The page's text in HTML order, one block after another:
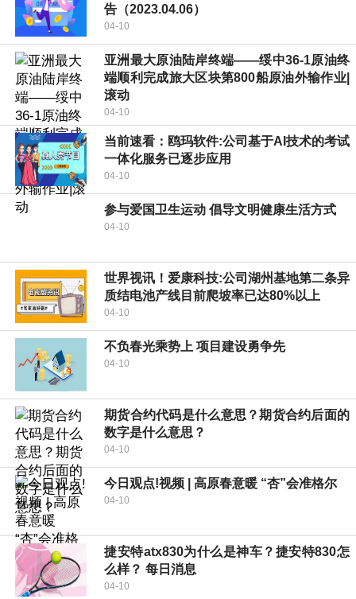
告（2023.04.06）
04-10
亚洲最大原油陆岸终端——绥中36-1原油终
端顺利完成旅大区块第800船原油外输作业|
滚动
04-10
当前速看：鸥玛软件:公司基于AI技术的考试
一体化服务已逐步应用
04-10
参与爱国卫生运动 倡导文明健康生活方式
04-10
世界视讯！爱康科技:公司湖州基地第二条异
质结电池产线目前爬坡率已达80%以上
04-10
不负春光乘势上 项目建设勇争先
04-10
期货合约代码是什么意思？期货合约后面的
数字是什么意思？
04-10
今日观点!视频 | 高原春意暖 “杏”会准格尔
04-10
捷安特atx830为什么是神车？捷安特830怎
么样？ 每日消息
04-10